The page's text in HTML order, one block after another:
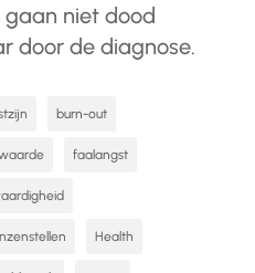
gaan niet dood
door de diagnose.
burn-out
faalangst
Health